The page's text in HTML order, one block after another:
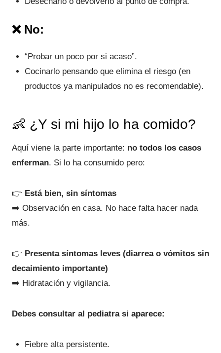
❌ No:
“Probar un poco por si acaso”.
Cocinarlo pensando que elimina el riesgo (en
productos ya manipulados no es recomendable).
👶 ¿Y si mi hijo lo ha comido?
Aquí viene la parte importante: no todos los casos
enferman. Si lo ha consumido pero:
👉 Está bien, sin síntomas
➡️ Observación en casa. No hace falta hacer nada
más.
👉 Presenta síntomas leves (diarrea o vómitos sin
decaimiento importante)
➡️ Hidratación y vigilancia.
Debes consultar al pediatra si aparece:
Fiebre alta persistente.